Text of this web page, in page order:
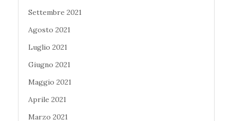
Settembre 2021
Agosto 2021
Luglio 2021
Giugno 2021
Maggio 2021
Aprile 2021
Marzo 2021